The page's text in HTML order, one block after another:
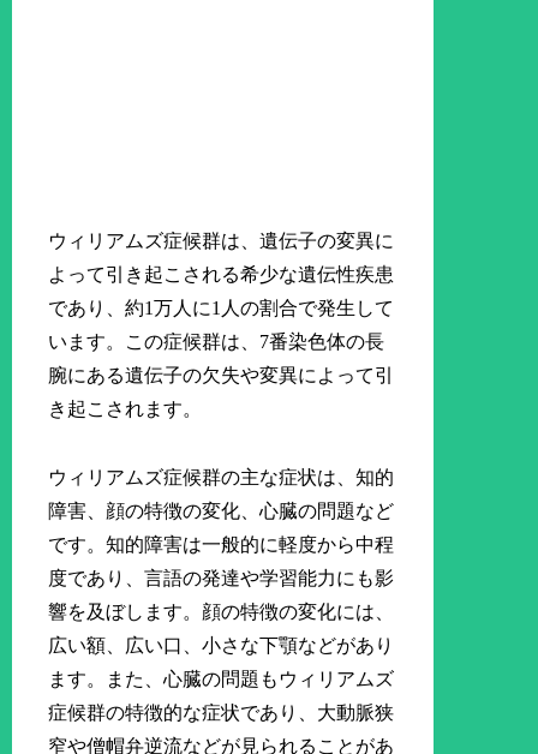
ウィリアムズ症候群は、遺伝子の変異に
よって引き起こされる希少な遺伝性疾患
であり、約1万人に1人の割合で発生して
います。この症候群は、7番染色体の長
腕にある遺伝子の欠失や変異によって引
き起こされます。
ウィリアムズ症候群の主な症状は、知的
障害、顔の特徴の変化、心臓の問題など
です。知的障害は一般的に軽度から中程
度であり、言語の発達や学習能力にも影
響を及ぼします。顔の特徴の変化には、
広い額、広い口、小さな下顎などがあり
ます。また、心臓の問題もウィリアムズ
症候群の特徴的な症状であり、大動脈狭
窄や僧帽弁逆流などが見られることがあ